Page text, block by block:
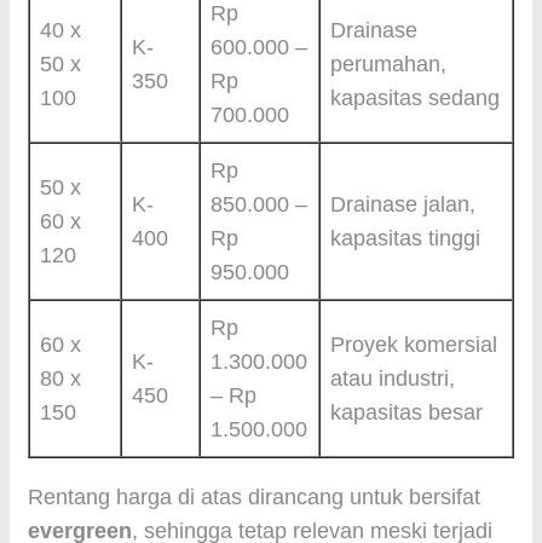
40 x
50 x
100
K-
350
Rp
600.000 –
Rp
700.000
Drainase
perumahan,
kapasitas sedang
50 x
60 x
120
K-
400
Rp
850.000 –
Rp
950.000
Drainase jalan,
kapasitas tinggi
60 x
80 x
150
K-
450
Rp
1.300.000
– Rp
1.500.000
Proyek komersial
atau industri,
kapasitas besar
Rentang harga di atas dirancang untuk bersifat
evergreen, sehingga tetap relevan meski terjadi